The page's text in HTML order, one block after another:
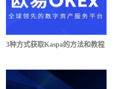
3种方式获取Kaspa的方法和教程